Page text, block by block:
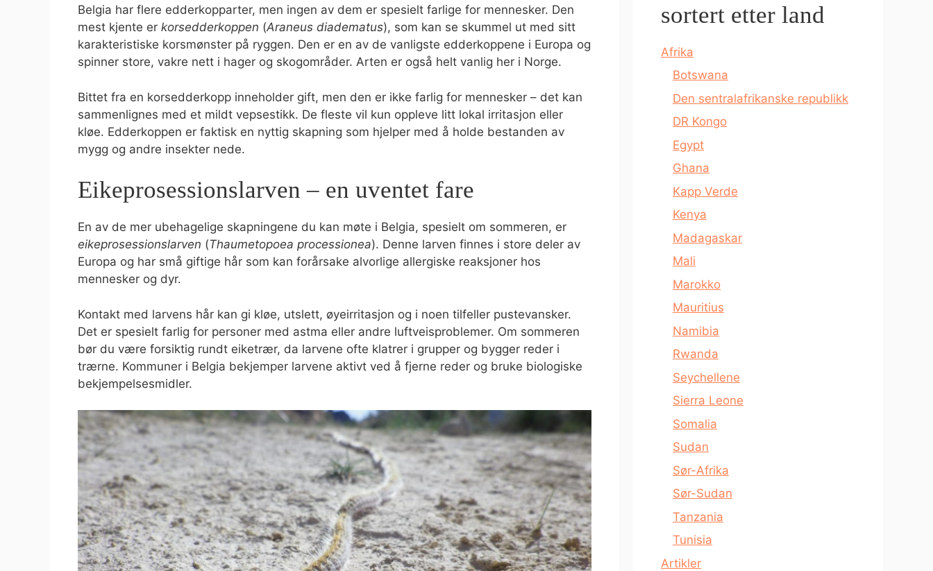
Belgia har flere edderkopparter, men ingen av dem er spesielt farlige for mennesker. Den
mest kjente er korsedderkoppen (Araneus diadematus), som kan se skummel ut med sitt
karakteristiske korsmønster på ryggen. Den er en av de vanligste edderkoppene i Europa og
spinner store, vakre nett i hager og skogområder. Arten er også helt vanlig her i Norge.
Bittet fra en korsedderkopp inneholder gift, men den er ikke farlig for mennesker – det kan
sammenlignes med et mildt vepsestikk. De fleste vil kun oppleve litt lokal irritasjon eller
kløe. Edderkoppen er faktisk en nyttig skapning som hjelper med å holde bestanden av
mygg og andre insekter nede.
Eikeprosessionslarven – en uventet fare
En av de mer ubehagelige skapningene du kan møte i Belgia, spesielt om sommeren, er
eikeprosessionslarven (Thaumetopoea processionea). Denne larven finnes i store deler av
Europa og har små giftige hår som kan forårsake alvorlige allergiske reaksjoner hos
mennesker og dyr.
Kontakt med larvens hår kan gi kløe, utslett, øyeirritasjon og i noen tilfeller pustevansker.
Det er spesielt farlig for personer med astma eller andre luftveisproblemer. Om sommeren
bør du være forsiktig rundt eiketrær, da larvene ofte klatrer i grupper og bygger reder i
trærne. Kommuner i Belgia bekjemper larvene aktivt ved å fjerne reder og bruke biologiske
bekjempelsesmidler.
sortert etter land
Afrika
Botswana
Den sentralafrikanske republikk
DR Kongo
Egypt
Ghana
Kapp Verde
Kenya
Madagaskar
Mali
Marokko
Mauritius
Namibia
Rwanda
Seychellene
Sierra Leone
Somalia
Sudan
Sør-Afrika
Sør-Sudan
Tanzania
Tunisia
Artikler